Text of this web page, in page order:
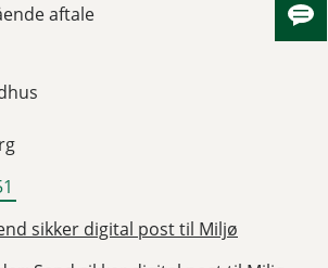
aftale
sikker digital post til Miljø